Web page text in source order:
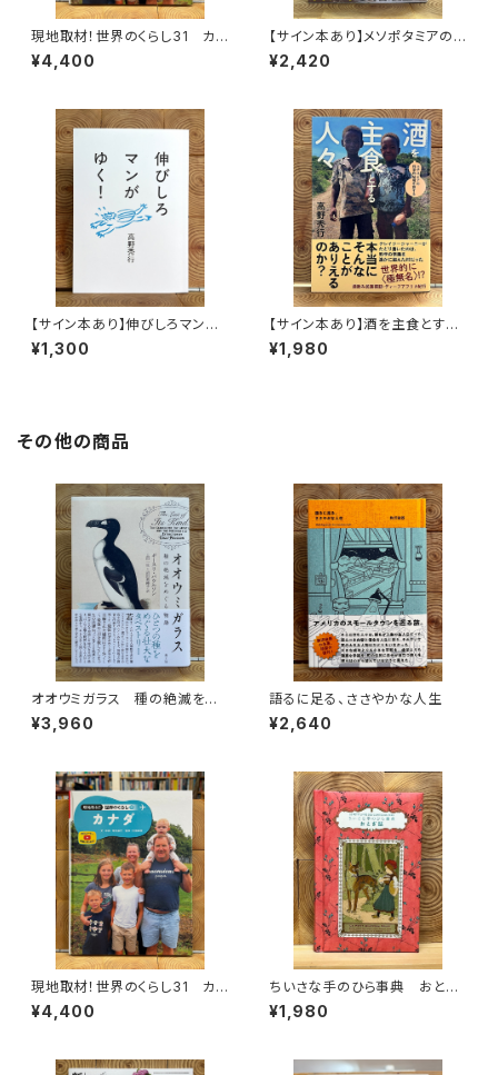
現地取材！世界のくらし31 カナ
ダ
¥4,400
【サイン本あり】メソポタミアの
ボート三人男
¥2,420
【サイン本あり】伸びしろマンが
ゆく！
¥1,300
【サイン本あり】酒を主食とする
人々 エチオピアの科学的秘境
を旅する
¥1,980
その他の商品
オオウミガラス 種の絶滅をめ
ぐる物語
¥3,960
語るに足る、ささやかな人生
¥2,640
現地取材！世界のくらし31 カナ
ダ
¥4,400
ちいさな手のひら事典 おとぎ
話
¥1,980